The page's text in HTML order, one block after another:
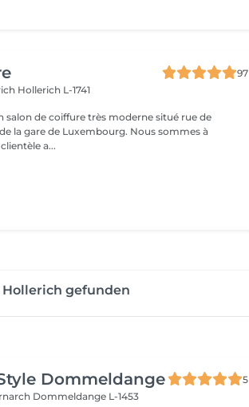
97
Hollerich L-1741
salon de coiffure très moderne situé rue de
de Luxembourg. Nous sommes à
a...
gefunden
Dommeldange
5
Dommeldange L-1453